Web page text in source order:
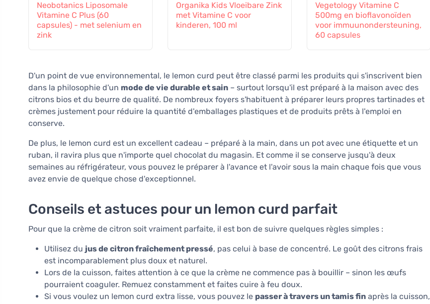
Neobotanics Liposomale
Vitamine C Plus (60
capsules) - met selenium en
zink
Organika Kids Vloeibare Zink
met Vitamine C voor
kinderen, 100 ml
Vegetology Vitamine C
500mg en bioflavonoïden
voor immuunondersteuning,
60 capsules
D'un point de vue environnemental, le lemon curd peut être classé parmi les produits qui s'inscrivent bien
dans la philosophie d'un mode de vie durable et sain – surtout lorsqu'il est préparé à la maison avec des
citrons bios et du beurre de qualité. De nombreux foyers s'habituent à préparer leurs propres tartinades et
crèmes justement pour réduire la quantité d'emballages plastiques et de produits prêts à l'emploi en
conserve.
De plus, le lemon curd est un excellent cadeau – préparé à la main, dans un pot avec une étiquette et un
ruban, il ravira plus que n'importe quel chocolat du magasin. Et comme il se conserve jusqu'à deux
semaines au réfrigérateur, vous pouvez le préparer à l'avance et l'avoir sous la main chaque fois que vous
avez envie de quelque chose d'exceptionnel.
Conseils et astuces pour un lemon curd parfait
Pour que la crème de citron soit vraiment parfaite, il est bon de suivre quelques règles simples :
Utilisez du jus de citron fraîchement pressé, pas celui à base de concentré. Le goût des citrons frais
est incomparablement plus doux et naturel.
Lors de la cuisson, faites attention à ce que la crème ne commence pas à bouillir – sinon les œufs
pourraient coaguler. Remuez constamment et faites cuire à feu doux.
Si vous voulez un lemon curd extra lisse, vous pouvez le passer à travers un tamis fin après la cuisson,